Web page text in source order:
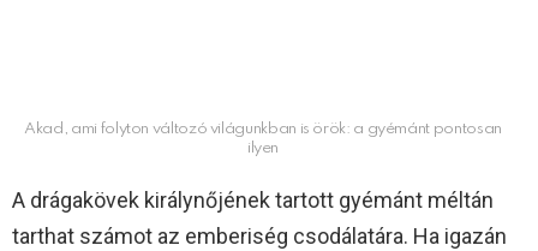
Akad, ami folyton változó világunkban is örök: a gyémánt pontosan
ilyen
A drágakövek királynőjének tartott gyémánt méltán
tarthat számot az emberiség csodálatára. Ha igazán